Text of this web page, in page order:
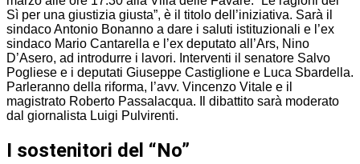
Sì per una giustizia giusta”, è il titolo dell’iniziativa. Sarà il
sindaco Antonio Bonanno a dare i saluti istituzionali e l’ex
sindaco Mario Cantarella e l’ex deputato all’Ars, Nino
D’Asero, ad introdurre i lavori. Interventi il senatore Salvo
Pogliese e i deputati Giuseppe Castiglione e Luca Sbardella.
Parleranno della riforma, l’avv. Vincenzo Vitale e il
magistrato Roberto Passalacqua. Il dibattito sarà moderato
dal giornalista Luigi Pulvirenti.
I sostenitori del “No”